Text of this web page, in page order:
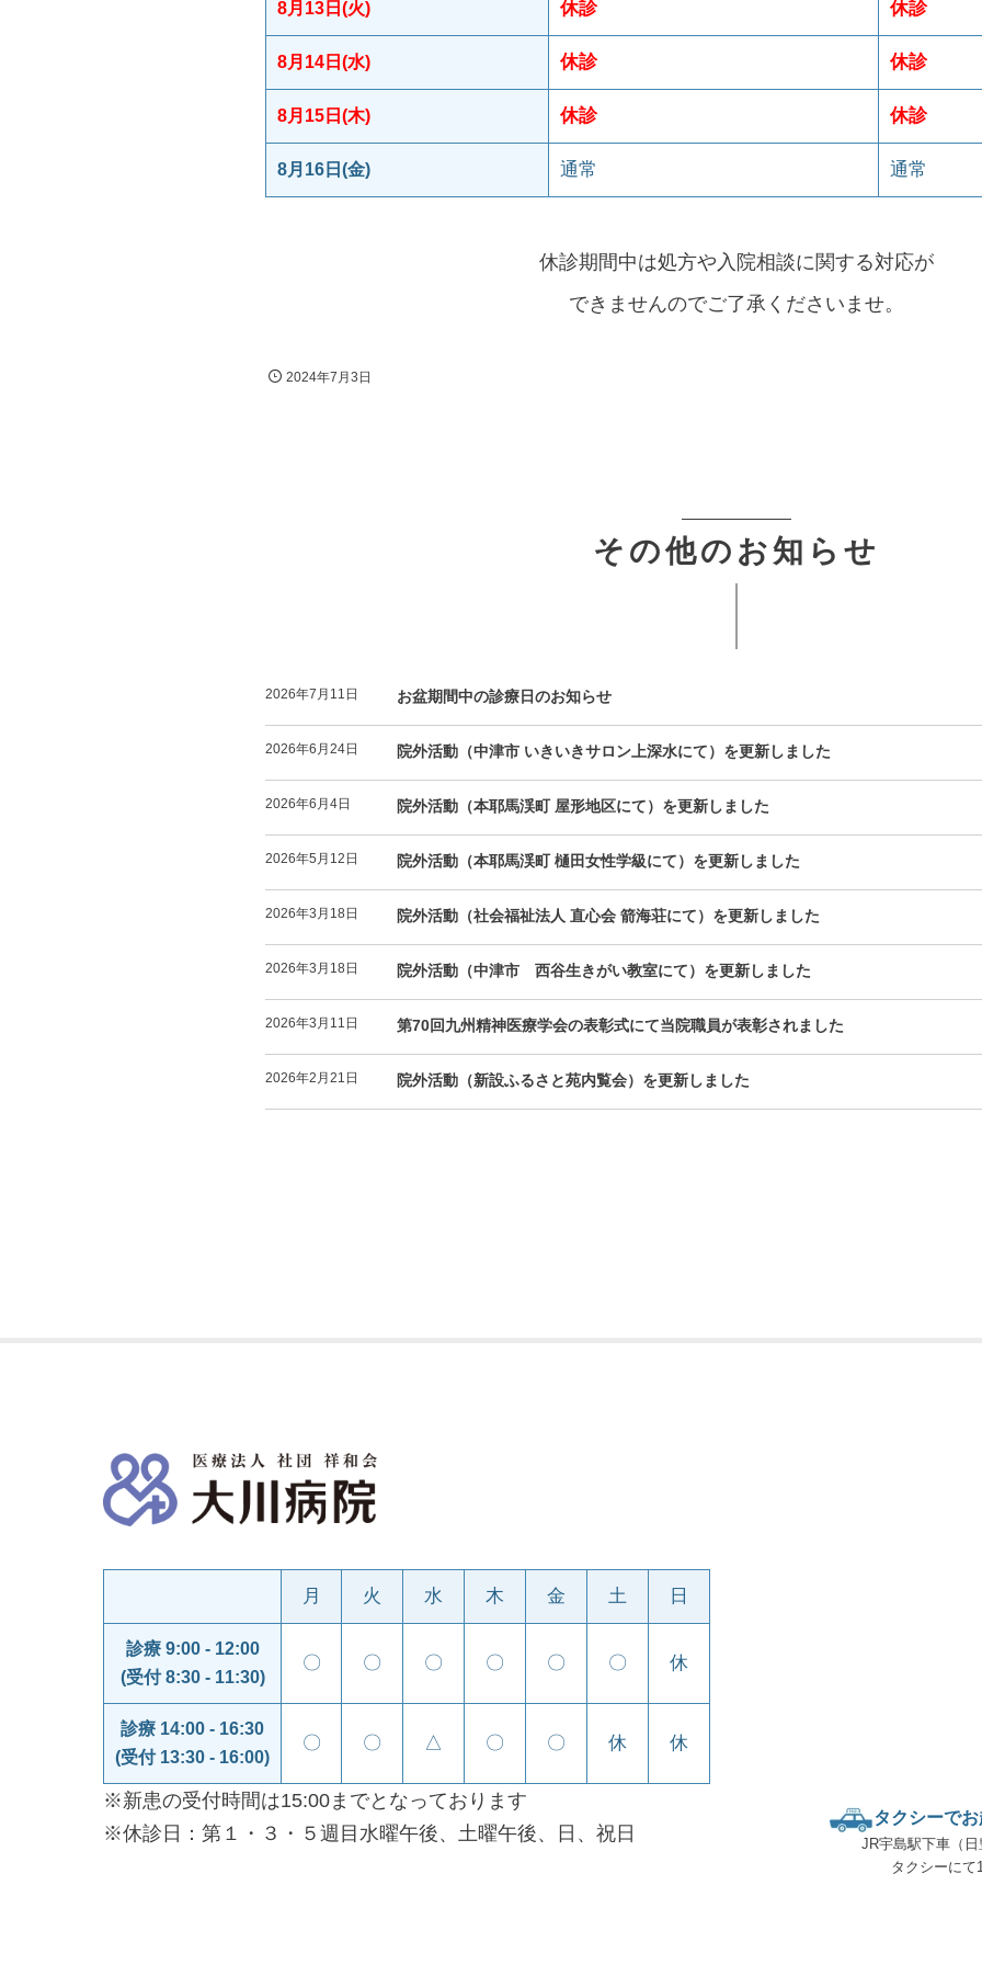
8月13日(火) 休診 休診
8月14日(水) 休診 休診
8月15日(木) 休診 休診
8月16日(金) 通常 通常
休診期間中は処方や入院相談に関する対応が
できませんのでご了承くださいませ。
2024年7月3日
その他のお知らせ
2026年7月11日 お盆期間中の診療日のお知らせ
2026年6月24日 院外活動（中津市 いきいきサロン上深水にて）を更新しました
2026年6月4日 院外活動（本耶馬渓町 屋形地区にて）を更新しました
2026年5月12日 院外活動（本耶馬渓町 樋田女性学級にて）を更新しました
2026年3月18日 院外活動（社会福祉法人 直心会 箭海荘にて）を更新しました
2026年3月18日 院外活動（中津市 西谷生きがい教室にて）を更新しました
2026年3月11日 第70回九州精神医療学会の表彰式にて当院職員が表彰されました
2026年2月21日 院外活動（新設ふるさと苑内覧会）を更新しました
月 火 水 木 金 土 日
診療 9:00 - 12:00
(受付 8:30 - 11:30)
〇 〇 〇 〇 〇 〇 休
診療 14:00 - 16:30
(受付 13:30 - 16:00)
〇 〇 △ 〇 〇 休 休
※新患の受付時間は15:00までとなっております
※休診日：第１・３・５週目水曜午後、土曜午後、日、祝日
タクシーで
JR宇島駅下車（日
タクシーにて